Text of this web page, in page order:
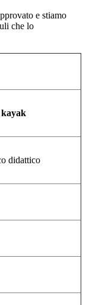
e stiamo
che lo
didattico